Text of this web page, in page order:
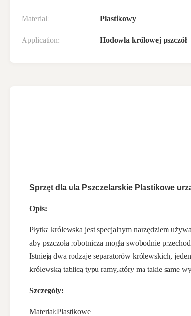
Material: Plastikowy
Application: Hodowla królowej pszczół
Sprzęt dla ula Pszczelarskie Plastikowe
Opis:
Płytka królewska jest specjalnym narzędziem
aby pszczoła robotnicza mogła swobodnie
Istnieją dwa rodzaje separatorów królewskich,
królewską tablicą typu ramy,który ma takie same
Szczegóły:
Materiał:Plastikowe